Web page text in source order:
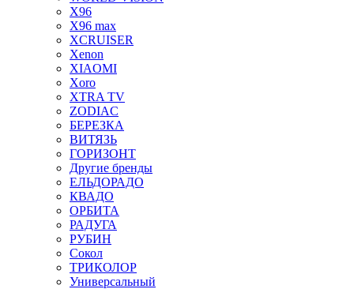
X96
X96 max
XCRUISER
Xenon
XIAOMI
Xoro
XTRA TV
ZODIAC
БЕРЕЗКА
ВИТЯЗЬ
ГОРИЗОНТ
Другие бренды
ЕЛЬДОРАДО
КВАДО
ОРБИТА
РАДУГА
РУБИН
Сокол
ТРИКОЛОР
Универсальный